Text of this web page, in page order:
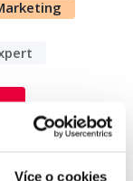
Více o cookies